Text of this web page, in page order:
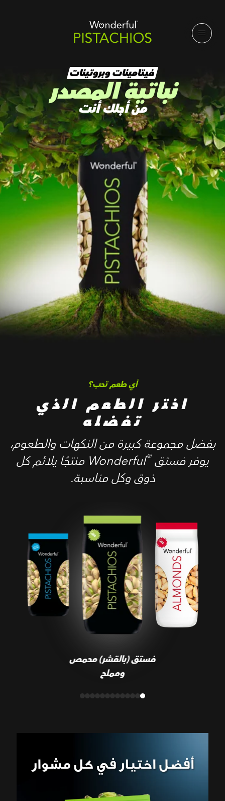
فيتامينات وبروتينات
نباتية المصدر
من أجلك أنت
أي طعم تحب؟
اختر الطعم الذي
تفضله
بفضل مجموعة كبيرة من النكهات والطعوم،
يوفر فستق Wonderful®
‎ منتجًا يلائم كل
ذوق وكل مناسبة.
فستق (بالقشر) محمص
ومملح
فستق (بالقشر) محمص
ومملح